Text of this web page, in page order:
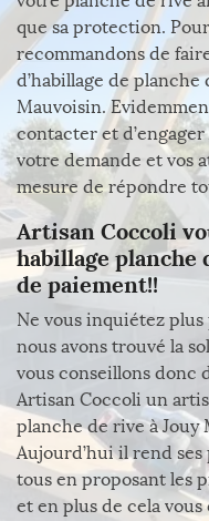
que sa protection.
recommandons de
d’habillage de
Mauvoisin.
contacter et
votre demande et vos
mesure de répondre
Artisan Coccoli
habillage planche
de paiement!!
Ne vous inquiétez
nous avons trouvé la
vous conseillons donc
Artisan Coccoli un
planche de rive à Jouy
Aujourd’hui il rend
tous en proposant les
et en plus de cela